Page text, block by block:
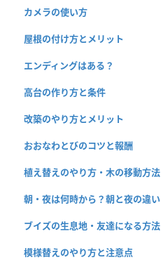
カメラの使い方
屋根の付け方とメリット
エンディングはある？
高台の作り方と条件
改築のやり方とメリット
おおなわとびのコツと報酬
植え替えのやり方・木の移動方法
朝・夜は何時から？朝と夜の違い
ブイズの生息地・友達になる方法
模様替えのやり方と注意点